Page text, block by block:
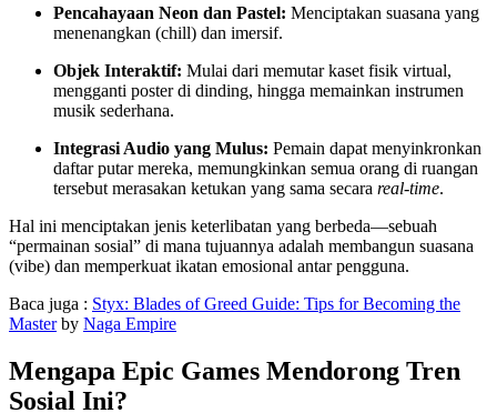
Pencahayaan Neon dan Pastel: Menciptakan suasana yang
menenangkan (chill) dan imersif.
Objek Interaktif: Mulai dari memutar kaset fisik virtual,
mengganti poster di dinding, hingga memainkan instrumen
musik sederhana.
Integrasi Audio yang Mulus: Pemain dapat menyinkronkan
daftar putar mereka, memungkinkan semua orang di ruangan
tersebut merasakan ketukan yang sama secara real-time.
Hal ini menciptakan jenis keterlibatan yang berbeda—sebuah
“permainan sosial” di mana tujuannya adalah membangun suasana
(vibe) dan memperkuat ikatan emosional antar pengguna.
Baca juga : Styx: Blades of Greed Guide: Tips for Becoming the
Masterby Naga Empire
Mengapa Epic Games Mendorong Tren
Sosial Ini?